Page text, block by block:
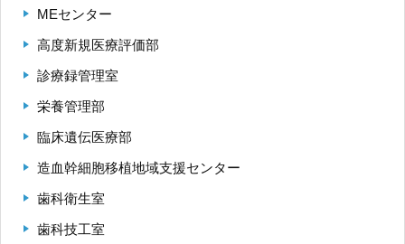
MEセンター
高度新規医療評価部
診療録管理室
栄養管理部
臨床遺伝医療部
造血幹細胞移植地域支援センター
歯科衛生室
歯科技工室